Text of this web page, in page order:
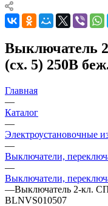
Выключатель
(сх. 5) 250В
Главная
—
Каталог
—
Электроустановочные
—
Выключатели,
—
Выключатели,
—Выключатель 2-кл.
BLNVS010507